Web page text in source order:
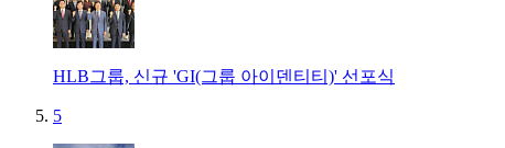
HLB그룹, 신규 'GI(그룹 아이덴티티)' 선포식
5